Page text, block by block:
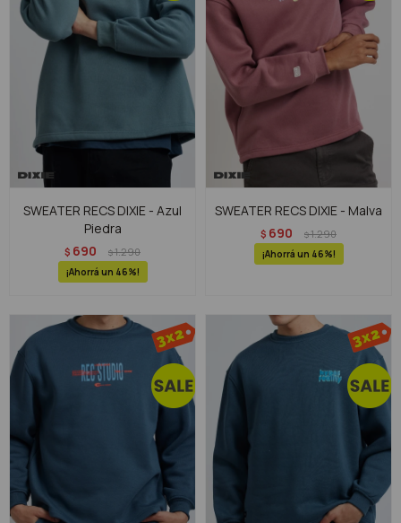
SWEATER RECS DIXIE - Azul
Piedra
$ 690 $1.290
46
SWEATER RECS DIXIE - Malva
$ 690 $1.290
46